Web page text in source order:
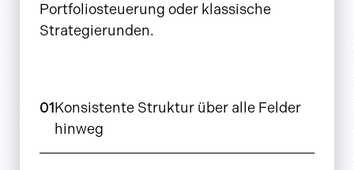
Portfoliosteuerung oder klassische
Strategierunden.
01Konsistente Struktur über alle Felder
hinweg